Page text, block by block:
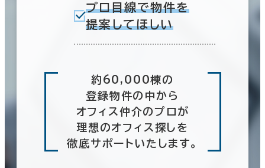
プロ目線で物件を
提案してほしい
約60,000棟の
登録物件の中から
オフィス仲介のプロが
理想のオフィス探しを
徹底サポートいたします。